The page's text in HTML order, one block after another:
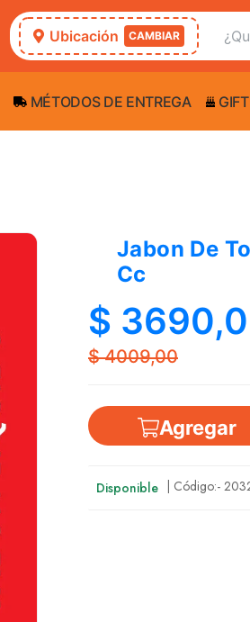
Ubicación CAMBIAR
MÉTODOS DE ENTREGA
Jabon De
Cc
$
$ 4009,00
Agregar
Disponible | Código:-